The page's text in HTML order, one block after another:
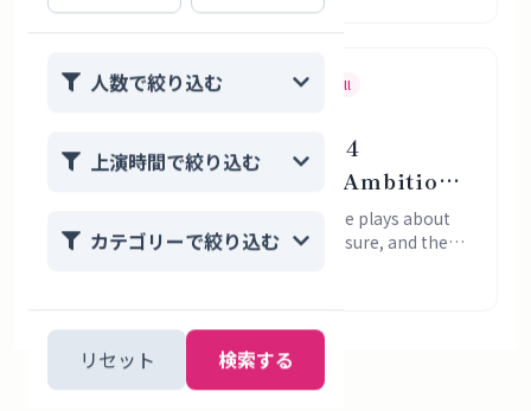
人数で絞り込む
上演時間で絞り込む
カテゴリーで絞り込む
リセット 検索する
Japanese Theater If You Like Caryl Churchill
If You Like Top Girls: 4
Japanese Plays About Ambition,
Work, and the Price of Female
Success
Love Top Girls? Start with 4 Japanese plays about
ambition, women’s work, class pressure, and the